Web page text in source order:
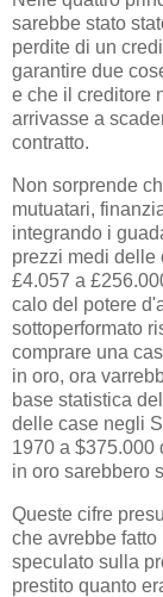
sarebbe stato
perdite di un
garantire due
e che il creditore
arrivasse a
contratto.
Non sorprende
mutuatari,
integrando i
prezzi medi delle
£4.057 a
calo del potere
sottoperformato
comprare una
in oro, ora
base statistica
delle case negli
1970 a $375.000
in oro sarebbero
Queste cifre
che avrebbe
speculato sulla
prestito quanto